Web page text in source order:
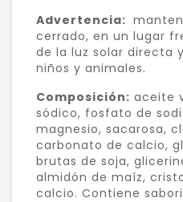
Advertencia:
cerrado, en un lugar
de la luz solar directa
niños y animales.
Composición: aceite
sódico, fosfato de
magnesio, sacarosa,
carbonato de calcio,
brutas de soja,
almidón de maíz,
calcio. Contiene